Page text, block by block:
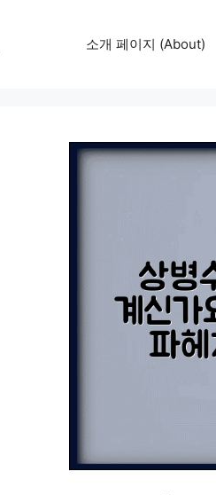
소개 페이지 (About)